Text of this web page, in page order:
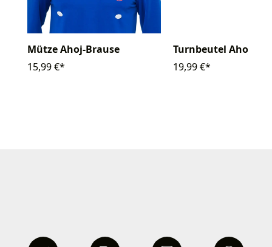
Mütze Ahoj-Brause
15,99 €*
Turnbeutel Ahoj-
19,99 €*